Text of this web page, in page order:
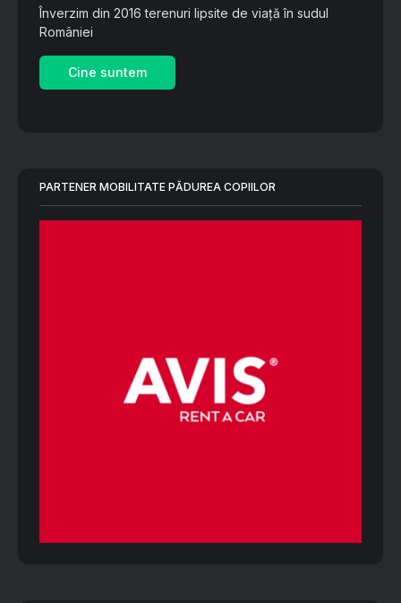
Înverzim din 2016 terenuri lipsite de viață în sudul
României
Cine suntem
PARTENER MOBILITATE PĂDUREA COPIILOR